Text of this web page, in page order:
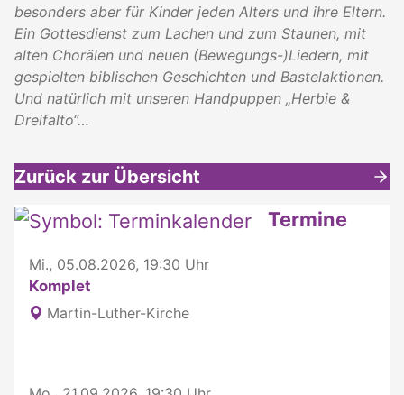
besonders aber für Kinder jeden Alters und ihre Eltern.
Ein Gottesdienst zum Lachen und zum Staunen, mit
alten Chorälen und neuen (Bewegungs-)Liedern, mit
gespielten biblischen Geschichten und Bastelaktionen.
Und natürlich mit unseren Handpuppen „Herbie &
Dreifalto“…
Zurück zur Übersicht
Weitere interessante Inhalte Termine
Mi., 05.08.2026, 19:30 Uhr
Komplet
Martin-Luther-Kirche